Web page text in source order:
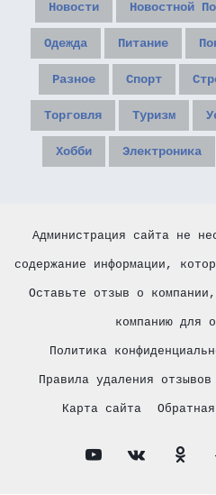
Новости Новостной
Одежда Питание
Разное Спорт
Торговля Туризм
Хобби Электроника
Администрация сайта не
содержание информации,
Оставьте отзыв о
компанию для
Политика
Правила удаления отзывов
Карта сайта
YouTubevk.com